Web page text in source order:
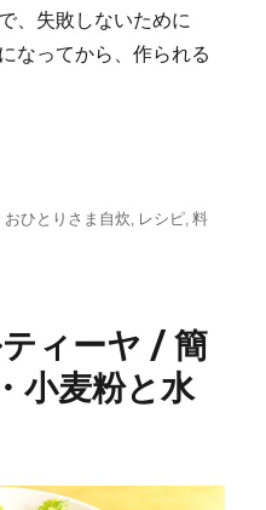
、失敗しないために
なってから、作られる
卵&大豆なし,ブレンダーな
タ
おひとりさま自炊 レシピ ,料
ィーヤ / 簡
小麦粉と水